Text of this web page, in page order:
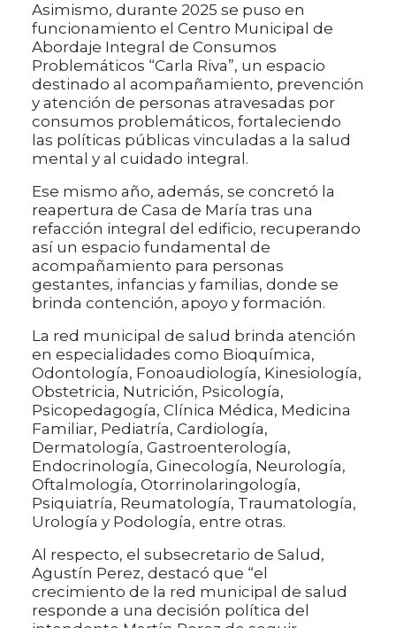
Asimismo, durante 2025 se puso en
funcionamiento el Centro Municipal de
Abordaje Integral de Consumos
Problemáticos “Carla Riva”, un espacio
destinado al acompañamiento, prevención
y atención de personas atravesadas por
consumos problemáticos, fortaleciendo
las políticas públicas vinculadas a la salud
mental y al cuidado integral.
Ese mismo año, además, se concretó la
reapertura de Casa de María tras una
refacción integral del edificio, recuperando
así un espacio fundamental de
acompañamiento para personas
gestantes, infancias y familias, donde se
brinda contención, apoyo y formación.
La red municipal de salud brinda atención
en especialidades como Bioquímica,
Odontología, Fonoaudiología, Kinesiología,
Obstetricia, Nutrición, Psicología,
Psicopedagogía, Clínica Médica, Medicina
Familiar, Pediatría, Cardiología,
Dermatología, Gastroenterología,
Endocrinología, Ginecología, Neurología,
Oftalmología, Otorrinolaringología,
Psiquiatría, Reumatología, Traumatología,
Urología y Podología, entre otras.
Al respecto, el subsecretario de Salud,
Agustín Perez, destacó que “el
crecimiento de la red municipal de salud
responde a una decisión política del